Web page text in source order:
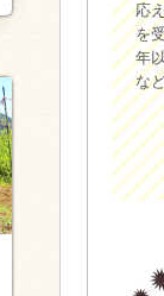
応
を
年
な